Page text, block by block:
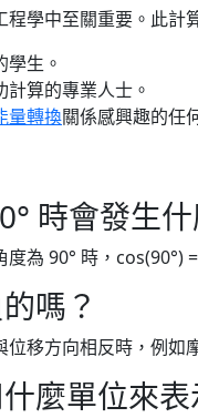
學中至關重要。此計
生。
計算的專業人士。
量轉換關係感興趣的任
時會發生
為 90° 時，cos(90°)
嗎？
移方向相反時，例如
麼單位來表